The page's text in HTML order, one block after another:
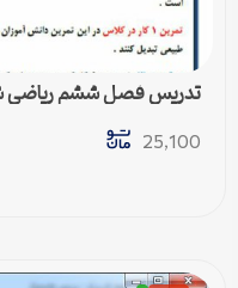
تدریس فصل ششم
25,100